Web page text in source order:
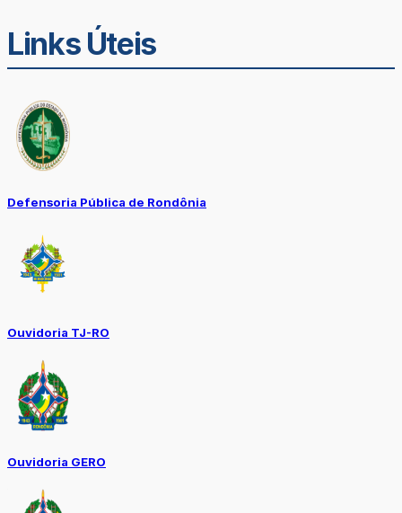
Links Úteis
Defensoria Pública de Rondônia
Ouvidoria TJ-RO
Ouvidoria GERO